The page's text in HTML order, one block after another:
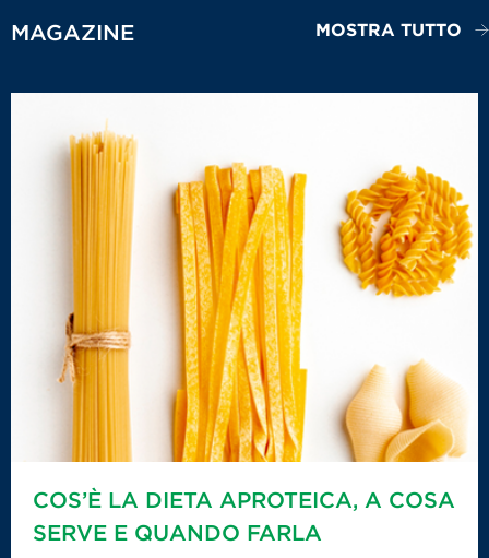
MAGAZINE MOSTRA TUTTO
COS’È LA DIETA APROTEICA, A COSA
SERVE E QUANDO FARLA